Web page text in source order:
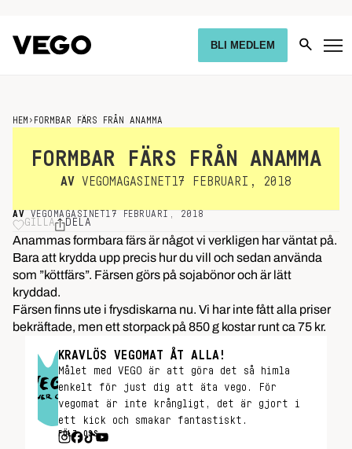
BLI MEDLEM
HEM › FORMBAR FÄRS FRÅN ANAMMA
FORMBAR FÄRS FRÅN ANAMMA
AV VEGOMAGASINET 17 FEBRUARI, 2018
AV VEGOMAGASINET17 FEBRUARI, 2018
GILLA DELA
Anammas formbara färs är något vi verkligen har väntat på.
Bara att krydda upp precis hur du vill och sedan använda
som ”köttfärs”. Färsen görs på sojabönor och är lätt
kryddad.
Färsen finns ute i frysdiskarna nu. Vi har inte fått alla priser
bekräftade, men ett storpack på 850 g kostar runt ca 75 kr.
KRAVLÖS VEGOMAT ÅT ALLA!
Målet med VEGO är att göra det så himla
enkelt för just dig att äta vego. För
vegomat är inte krångligt, det är gjort i
ett kick och smakar fantastiskt.
FÖLJ OSS